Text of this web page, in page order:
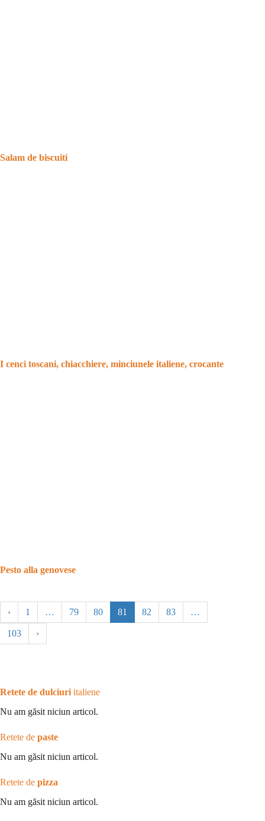
Salam de biscuiti
I cenci toscani, chiacchiere, minciunele italiene, crocante
Pesto alla genovese
‹ 1 … 79 80 81 82 83 …
103 ›
Retete de dulciuri italiene
Nu am găsit niciun articol.
Retete de paste
Nu am găsit niciun articol.
Retete de pizza
Nu am găsit niciun articol.